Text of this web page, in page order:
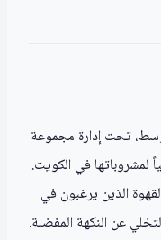
تحت إدارة مجموعة
لمشروباتها في الكويت.
الذين يرغبون في
عن النكهة المفضلة.